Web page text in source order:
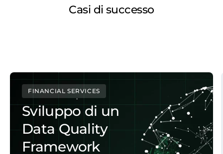
Casi di successo
FINANCIAL SERVICES
Sviluppo di un
Data Quality
Framework